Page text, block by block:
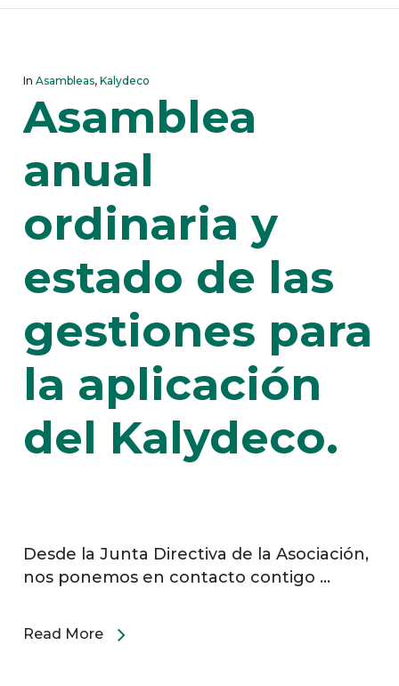
In Asambleas, Kalydeco
Asamblea
anual
ordinaria y
estado de las
gestiones para
la aplicación
del Kalydeco.
Desde la Junta Directiva de la Asociación,
nos ponemos en contacto contigo ...
Read More